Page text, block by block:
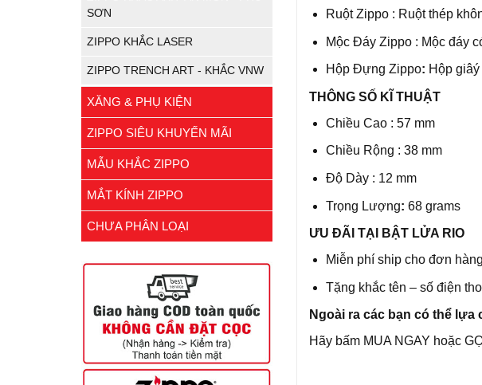
SƠN
ZIPPO KHẮC LASER
ZIPPO TRENCH ART - KHẮC VNW
XĂNG & PHỤ KIỆN
ZIPPO SIÊU KHUYẾN MÃI
MẪU KHẮC ZIPPO
MẮT KÍNH ZIPPO
CHƯA PHÂN LOẠI
Ruột Zippo : Ruột thép
Mộc Đáy Zippo : Mộc đáy
Hộp Đựng Zippo: Hộp
THÔNG SỐ KĨ THUẬT
Chiều Cao : 57 mm
Chiều Rộng : 38 mm
Độ Dày : 12 mm
Trọng Lượng: 68 grams
ƯU ĐÃI TẠI BẬT LỬA RIO
Miễn phí ship cho đơn
Tặng khắc tên – số điện
Ngoài ra các bạn có thể lựa
Hãy bấm MUA NGAY hoặc